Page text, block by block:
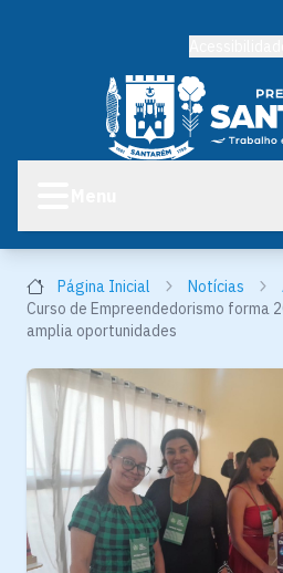
Página Inicial Notícias
Curso de Empreendedorismo forma
amplia oportunidades